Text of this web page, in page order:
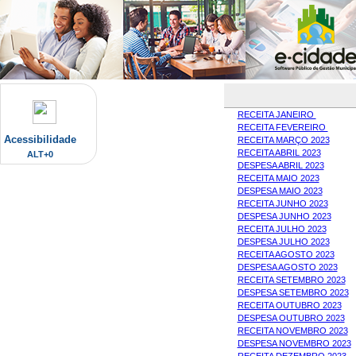
Acessibilidade
ALT+0
RECEITA JANEIRO
RECEITA FEVEREIRO
RECEITA MARÇO 2023
RECEITA ABRIL 2023
DESPESA ABRIL 2023
RECEITA MAIO 2023
DESPESA MAIO 2023
RECEITA JUNHO 2023
DESPESA JUNHO 2023
RECEITA JULHO 2023
DESPESA JULHO 2023
RECEITA AGOSTO 2023
DESPESA AGOSTO 2023
RECEITA SETEMBRO 2023
DESPESA SETEMBRO 2023
RECEITA OUTUBRO 2023
DESPESA OUTUBRO 2023
RECEITA NOVEMBRO 2023
DESPESA NOVEMBRO 2023